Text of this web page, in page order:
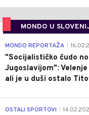
MONDO U
MONDO REPORTAŽA
"Socijalističko čudo
Jugoslavijom":
ali je u duši ostalo
OSTALI SPORTOVI